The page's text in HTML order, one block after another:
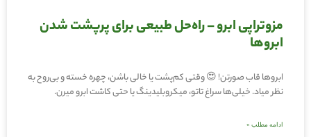
مزوتراپی ابرو – راه‌حل طبیعی برای پرپشت شدن
ابروها
ابروها قاب صورتن! 😍 وقتی کم‌پشت یا خالی باشن، چهره خسته و بی‌روح به
نظر میاد. خیلی‌ها سراغ تاتو، میکروبلیدینگ یا حتی کاشت ابرو میرن.
ادامه مطلب »